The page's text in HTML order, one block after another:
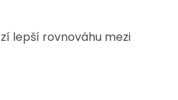
lepší rovnováhu mezi